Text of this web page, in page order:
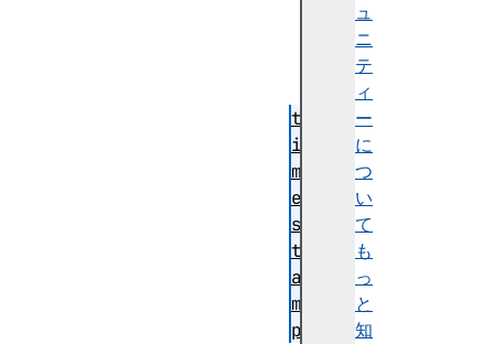
ュ
ニ
テ
ィ
ー
に
つ
い
て
も
っ
と
知
t
i
m
e
s
t
a
m
p